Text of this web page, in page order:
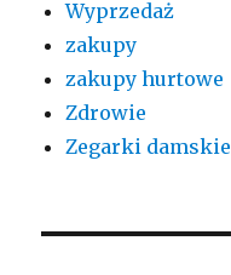
Wyprzedaż
zakupy
zakupy hurtowe
Zdrowie
Zegarki damskie